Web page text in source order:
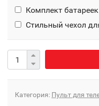
Комплект
Стильный чехол
Категория: Пульт для